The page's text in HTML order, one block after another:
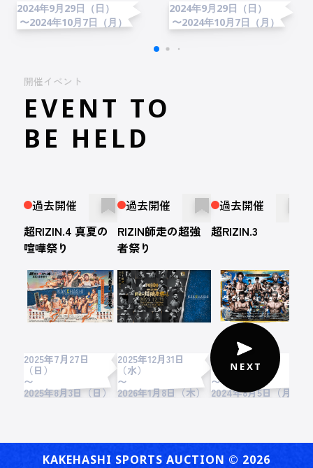
2024年9月29日（日）
〜2024年10月7日（月）
2024年9月29日（日）
〜2024年10月7日（月）
開催イベント
EVENT TO
BE HELD
過去開催
超RIZIN.4 真夏の
喧嘩祭り
2025年7月27日
（日）
〜
2025年8月3日（日）
過去開催
RIZIN師走の超強
者祭り
2025年12月31日
（水）
〜
2026年1月8日（木）
過去開催
超RIZIN.3
2024年7月28日
（日）
〜
2024年8月5日（月）
KAKEHASHI SPORTS AUCTION ©︎ 2026